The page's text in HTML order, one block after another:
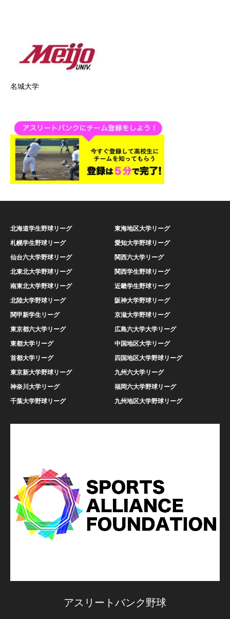
名城大学
北海道学生野球リーグ
札幌学生野球リーグ
仙台六大学野球リーグ
北東北大学野球リーグ
南東北大学野球リーグ
北陸大学野球リーグ
関甲新学生リーグ
東京都六大学リーグ
東都大学リーグ
首都大学リーグ
東京新大学野球リーグ
神奈川大学リーグ
千葉大学野球リーグ
東海地区大学リーグ
愛知大学野球リーグ
関西六大学リーグ
関西学生野球リーグ
近畿学生野球リーグ
阪神大学野球リーグ
京滋大学野球リーグ
広島六大学大学リーグ
中国地区大学リーグ
四国地区大学野球リーグ
九州六大学リーグ
福岡六大学野球リーグ
九州地区大学野球リーグ
アスリートバンク野球